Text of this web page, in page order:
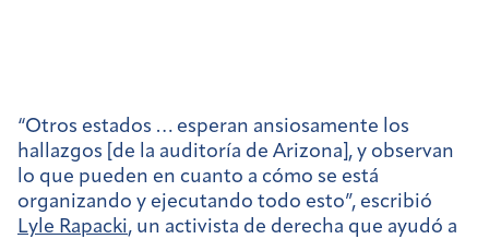
“Otros estados … esperan ansiosamente los
hallazgos [de la auditoría de Arizona], y observan
lo que pueden en cuanto a cómo se está
organizando y ejecutando todo esto”, escribió
Lyle Rapacki, un activista de derecha que ayudó a